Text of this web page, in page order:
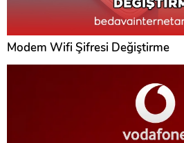
Modem Wifi Şifresi Değiştirme